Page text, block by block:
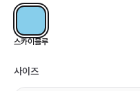
스카이블루
사이즈